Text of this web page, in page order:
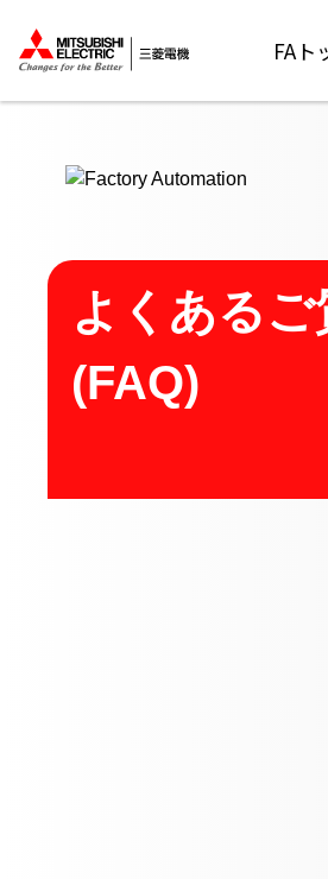
FAト
よくあるご
(FAQ)